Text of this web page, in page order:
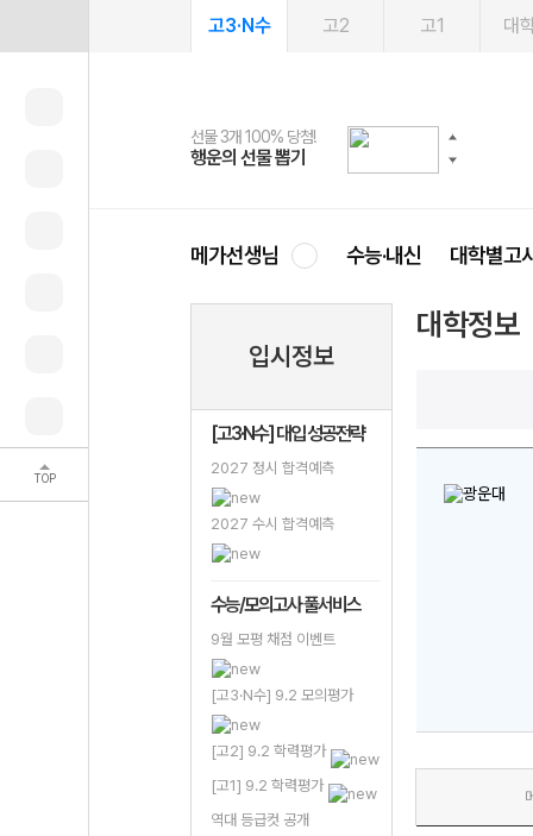
TOP
고3·N수 고2 고1 대
선물 3개 100% 당첨!
행운의 선물 뽑기
선물 100% 증정!
메가스터디 X 올리브
여름방학 스터디 캐시백
메가런 썸머스쿨
2027 러셀 단과
강사 공개선발
스마트러닝앱
설문 EVENT
메가패스
3일 무료 체험권
메가패스 수강생 무료혜택!
메가클럽 멤버십
사회공헌 캠페인
희망이룸 메가나눔
메가선생님 수능·내신 대학별고
입시정보
[고3·N수] 대입 성공전략
2027 정시 합격예측
2027 수시 합격예측
수능/모의고사 풀서비스
9월 모평 채점 이벤트
[고3·N수] 9.2 모의평가
[고2] 9.2 학력평가
[고1] 9.2 학력평가
역대 등급컷 공개
대학정보